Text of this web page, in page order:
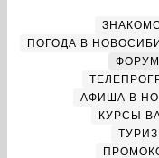
ПОГОДА В
АФИША В
КУРСЫ